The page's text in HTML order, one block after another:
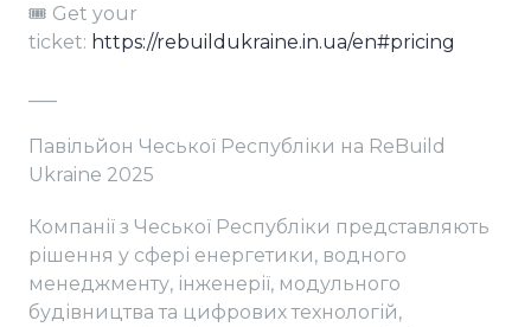
🎟️ Get your
ticket: https://rebuildukraine.in.ua/en#pricing
Павільйон Чеської Республіки на ReBuild
Ukraine 2025
Компанії з Чеської Республіки представляють
рішення у сфері енергетики, водного
менеджменту, інженерії, модульного
будівництва та цифрових технологій,